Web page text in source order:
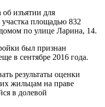
изъятии для
площадью 832
по улице Ларина, 14.
был признан
в сентябре 2016 года.
результаты оценки
жильцам на праве
в долевой